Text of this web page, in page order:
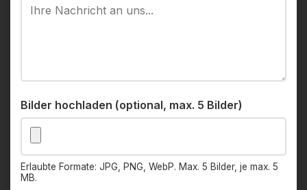
Bilder hochladen (optional, max. 5 Bilder)
Erlaubte Formate: JPG, PNG, WebP. Max. 5 Bilder, je max. 5
MB.